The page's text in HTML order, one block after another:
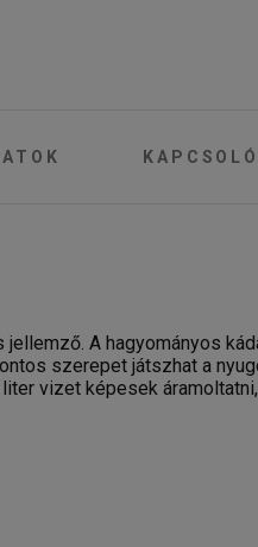
A hagyományos
szerepet játszhat a
vizet képesek